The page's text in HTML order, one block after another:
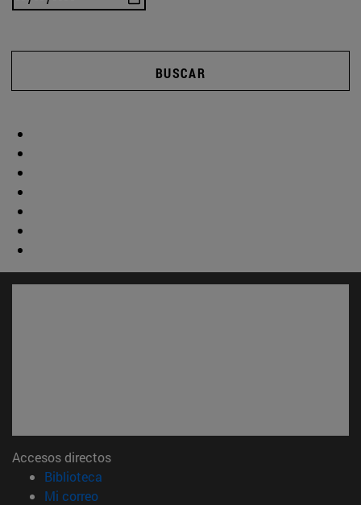
BUSCAR
Accesos directos
Biblioteca
Mi correo(abre en nueva ventana)